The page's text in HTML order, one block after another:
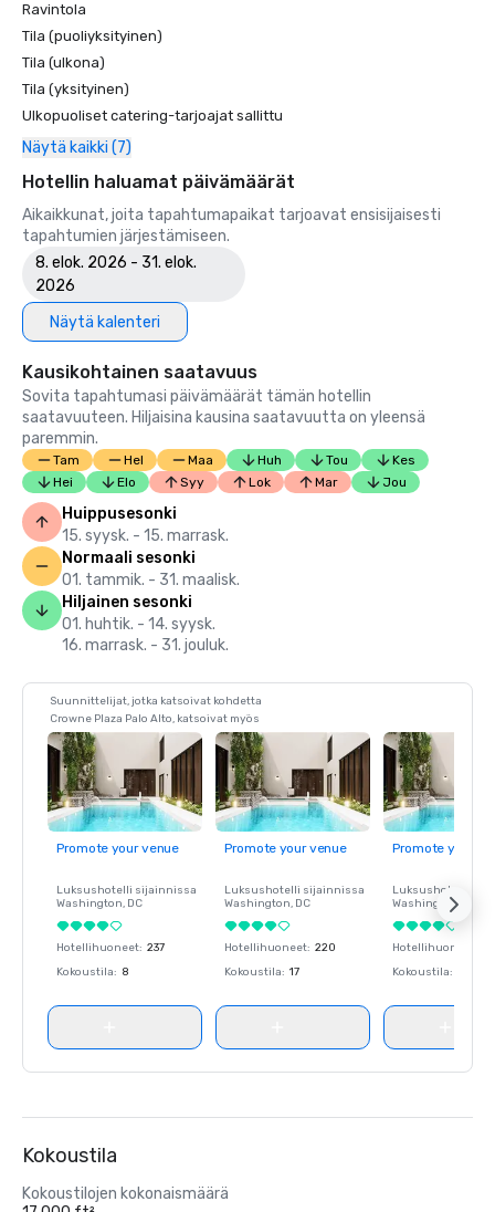
Ravintola
Tila (puoliyksityinen)
Tila (ulkona)
Tila (yksityinen)
Ulkopuoliset catering-tarjoajat sallittu
Näytä kaikki (7)
Hotellin haluamat päivämäärät
Aikaikkunat, joita tapahtumapaikat tarjoavat ensisijaisesti
tapahtumien järjestämiseen.
8. elok. 2026 - 31. elok.
2026
Näytä kalenteri
Kausikohtainen saatavuus
Sovita tapahtumasi päivämäärät tämän hotellin
saatavuuteen. Hiljaisina kausina saatavuutta on yleensä
paremmin.
Tam Hel Maa Huh Tou
Kes
Hei
Elo Syy Lok Mar Jou
Huippusesonki
15. syysk. - 15. marrask.
Normaali sesonki
01. tammik. - 31. maalisk.
Hiljainen sesonki
01. huhtik. - 14. syysk.
16. marrask. - 31. jouluk.
Suunnittelijat, jotka katsoivat kohdetta
Crowne Plaza Palo Alto, katsoivat myös
Promote your venue
Luksushotelli sijainnissa
Washington, DC
Hotellihuoneet: 237
Kokoustila: 8
Promote your venue
Luksushotelli sijainnissa
Washington, DC
Hotellihuoneet: 220
Kokoustila: 17
Promote your
Luksushotelli
Washington
Hotellihuoneet
Kokoustila:
Kokoustila
Kokoustilojen kokonaismäärä